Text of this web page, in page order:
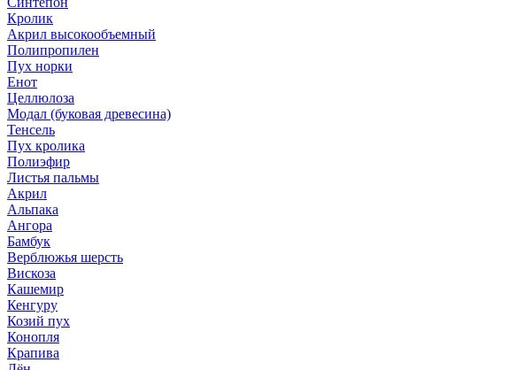
Кролик
Акрил высокообъемный
Полипропилен
Пух норки
Енот
Целлюлоза
Модал (буковая древесина)
Тенсель
Пух кролика
Полиэфир
Листья пальмы
Акрил
Альпака
Ангора
Бамбук
Верблюжья шерсть
Вискоза
Кашемир
Кенгуру
Козий пух
Конопля
Крапива